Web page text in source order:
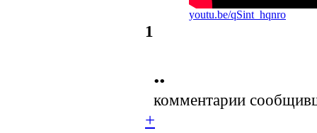
youtu.be/qSint_hqnro
1
••
комментарии
+